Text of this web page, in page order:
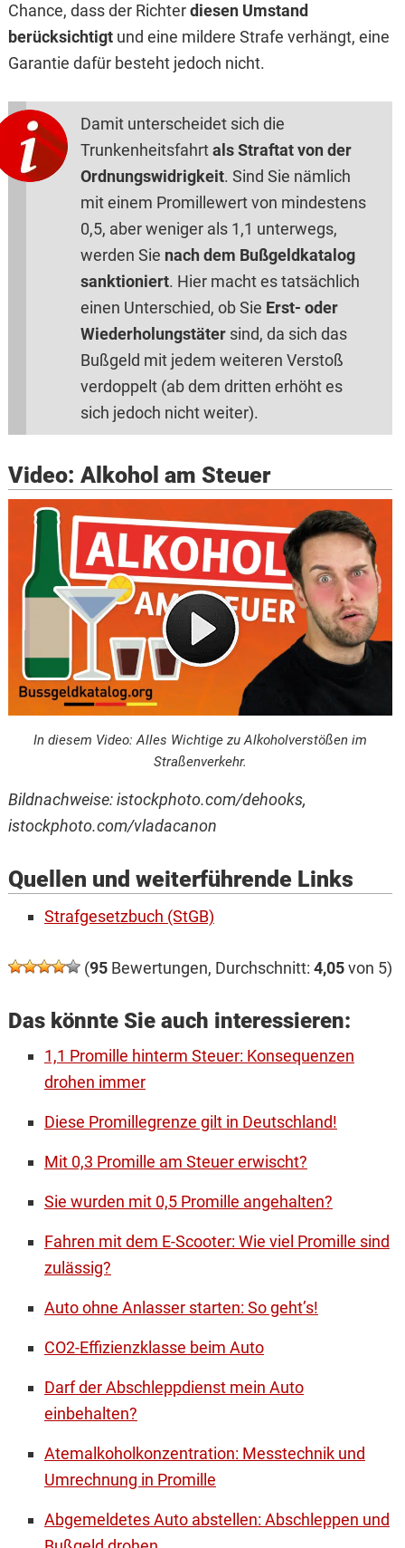
Chance, dass der Richterdiesen Umstand
berücksichtigtund eine mildere Strafe verhängt, eine
Garantie dafür besteht jedoch nicht.
Damit unterscheidet sich die
Trunkenheitsfahrtals Straftat von der
Ordnungswidrigkeit. Sind Sie nämlich
mit einem Promillewert von mindestens
0,5, aber weniger als 1,1 unterwegs,
werden Sie nach dem Bußgeldkatalog
sanktioniert. Hier macht es tatsächlich
einen Unterschied, ob Sie Erst- oder
Wiederholungstätersind, da sich das
Bußgeld mit jedem weiteren Verstoß
verdoppelt (ab dem dritten erhöht es
sich jedoch nicht weiter).
Video: Alkohol am Steuer
In diesem Video: Alles Wichtige zu Alkoholverstößen im
Straßenverkehr.
Bildnachweise: istockphoto.com/dehooks,
istockphoto.com/vladacanon
Quellen und weiterführende Links
Strafgesetzbuch (StGB)
(95Bewertungen, Durchschnitt: 4,05von 5)
Das könnte Sie auch interessieren:
1,1 Promille hinterm Steuer: Konsequenzen
drohen immer
Diese Promillegrenze gilt in Deutschland!
Mit 0,3 Promille am Steuer erwischt?
Sie wurden mit 0,5 Promille angehalten?
Fahren mit dem E-Scooter: Wie viel Promille sind
zulässig?
Auto ohne Anlasser starten: So geht’s!
CO2-Effizienzklasse beim Auto
Darf der Abschleppdienst mein Auto
einbehalten?
Atemalkoholkonzentration: Messtechnik und
Umrechnung in Promille
Abgemeldetes Auto abstellen: Abschleppen und